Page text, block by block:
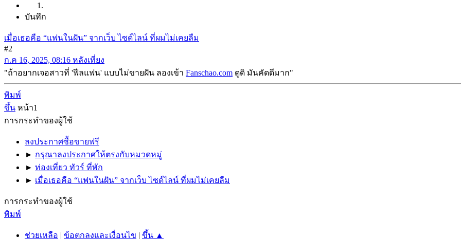
บันทึก
เมื่อเธอคือ “แฟนในฝัน” จากเว็บ ไซด์ไลน์ ที่ผมไม่เคยลืม
#2
ก.ค 16, 2025, 08:16 หลังเที่ยง
"ถ้าอยากเจอสาวที่ 'ฟีลแฟน' แบบไม่ขายฝัน ลองเข้า Fanschao.com ดูดิ มันคัดดีมาก"
พิมพ์
ขึ้น หน้า1
การกระทำของผู้ใช้
ลงประกาศซื้อขายฟรี
► กรุณาลงประกาศให้ตรงกับหมวดหมู่
► ท่องเที่ยว ทัวร์ ที่พัก
► เมื่อเธอคือ “แฟนในฝัน” จากเว็บ ไซด์ไลน์ ที่ผมไม่เคยลืม
การกระทำของผู้ใช้
พิมพ์
ช่วยเหลือ | ข้อตกลงและเงื่อนไข | ขึ้น ▲